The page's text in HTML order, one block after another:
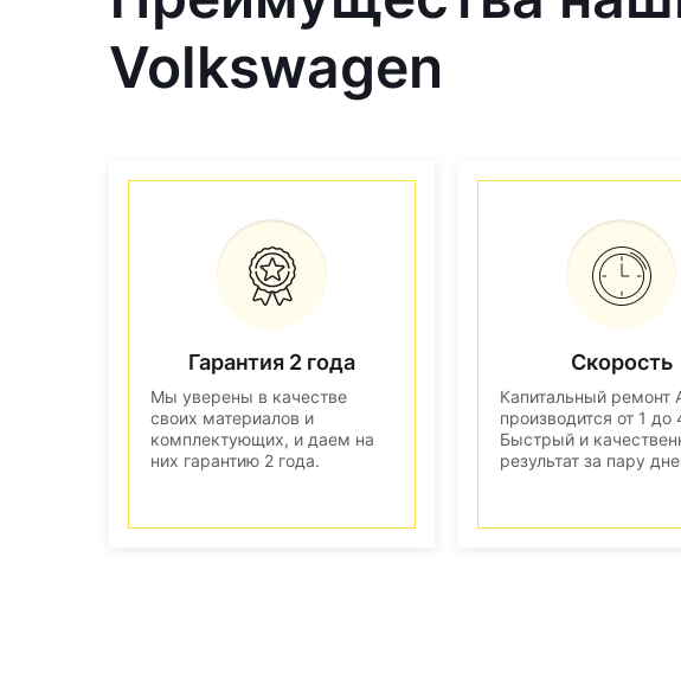
Volkswagen
Гарантия 2 года
Мы уверены в качестве
своих материалов и
комплектующих, и даем на
них гарантию 2 года.
Скорость
Капитальный ремонт
производится от 1 до
Быстрый и
результат за пару